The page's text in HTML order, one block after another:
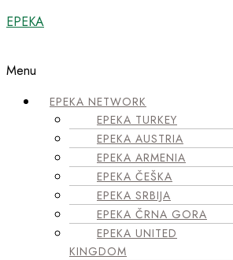
EPEKA
Menu
EPEKA NETWORK
EPEKA TURKEY
EPEKA AUSTRIA
EPEKA ARMENIA
EPEKA ČEŠKA
EPEKA SRBIJA
EPEKA ČRNA GORA
EPEKA UNITED
KINGDOM